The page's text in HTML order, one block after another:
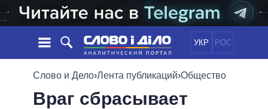
УКР РОС
НОВОСТИ
ЛЕНТА
ПОЛИТИКА
ОБЕЩАНИЯ
Слово и Дело›Лента публикаций›Общество
Враг сбрасывает